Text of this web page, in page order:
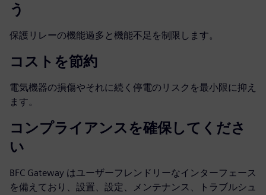
う
保護リレーの機能過多と機能不足を制限します。
コストを節約
電気機器の損傷やそれに続く停電のリスクを最小限に抑え
ます。
コンプライアンスを確保してくださ
い
BFC Gateway はユーザーフレンドリーなインターフェース
を備えており、設置、設定、メンテナンス、トラブルシュ